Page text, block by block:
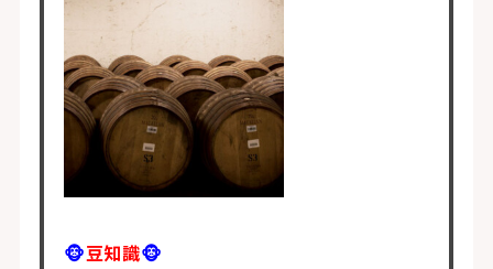
🐵豆知識🐵